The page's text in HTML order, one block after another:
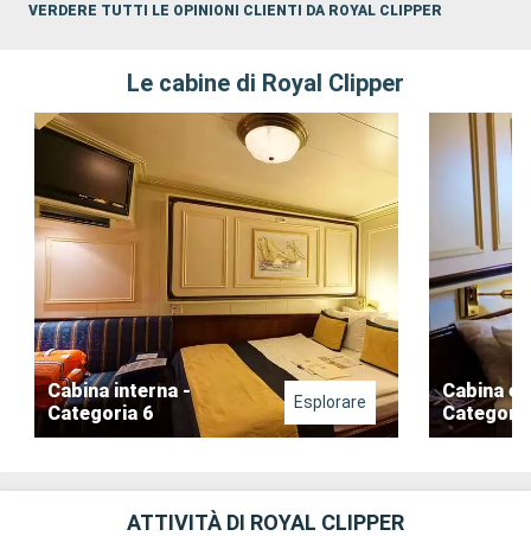
VERDERE TUTTI LE OPINIONI CLIENTI DA ROYAL CLIPPER
Le cabine di Royal Clipper
Cabina interna -
Categoria 6
Esplorare
Cabina
ATTIVITÀ DI ROYAL CLIPPER